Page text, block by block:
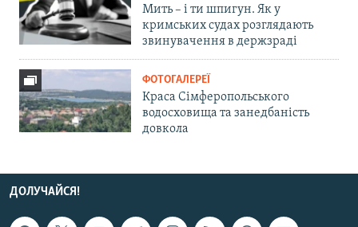
Мить – і ти шпигун. Як у
кримських судах розглядають
звинувачення в держзраді
ФОТОГАЛЕРЕЇ
Краса Сімферопольського
водосховища та занедбаність
довкола
ДОЛУЧАЙСЯ!